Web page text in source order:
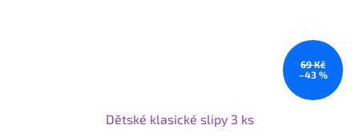
69 Kč
–43 %
Dětské klasické slipy 3 ks